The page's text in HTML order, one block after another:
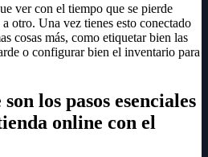
ver con el tiempo que se pierde
otro. Una vez tienes esto conectado
cosas más, como etiquetar bien las
o configurar bien el inventario para
los pasos esenciales
online con el